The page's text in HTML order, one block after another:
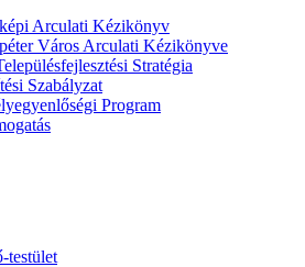
Arculati Kézikönyv
Város Arculati Kézikönyve
Stratégia
Szabályzat
Program
testület